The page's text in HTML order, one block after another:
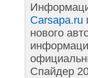
Carsapa.ru
нового
Спайдер